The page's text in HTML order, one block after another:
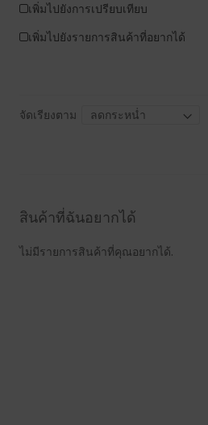
เพิ่มไปยังการเปรียบเทียบ
เพิ่มไปยังรายการสินค้าที่อยากได้
จัดเรียงตาม
สินค้าที่ฉันอยากได้
ไม่มีรายการสินค้าที่คุณอยากได้.